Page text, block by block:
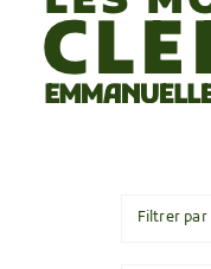
Filtrer par